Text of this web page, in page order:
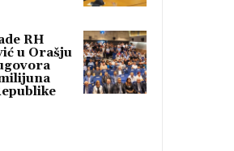
RH
u Orašju